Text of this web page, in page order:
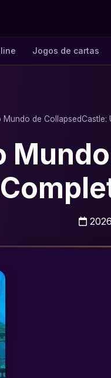
Jogos de cartas
Mundo de CollapsedCastle: